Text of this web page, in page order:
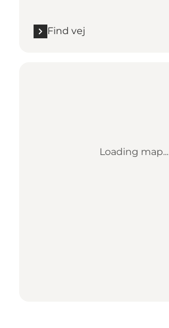
Find vej
Loading map...